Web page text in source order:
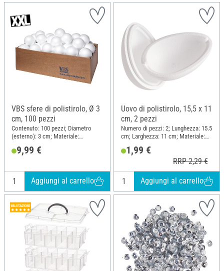
VBS sfere di polistirolo, Ø 3
cm, 100 pezzi
Contenuto: 100 pezzi; Diametro
(esterno): 3 cm; Materiale:
9,99 €
Aggiungi al carrello
Uovo di polistirolo, 15,5 x 11
cm, 2 pezzi
Numero di pezzi: 2; Lunghezza: 15.5
cm; Larghezza: 11 cm; Materiale:
1,99 €
RRP 2,29 €
Aggiungi al carrello